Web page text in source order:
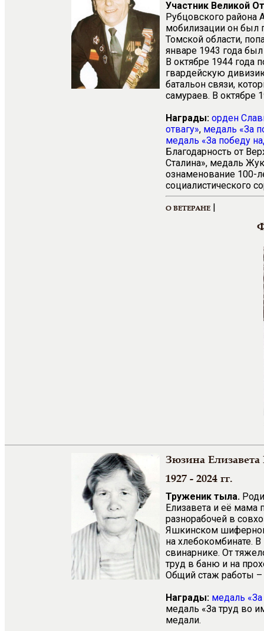
Участник Великой
Рубцовского района
мобилизации он был
Томской области,
январе 1943 года
В октябре 1944 года
гвардейскую
батальон связи,
самураев. В октябре
Награды: орден
отвагу», медаль «За
медаль «За победу
Благодарность от
Сталина», медаль
ознаменование 100-
социалистического
О ВЕТЕРАНЕ |
Зюзина
1927 - 2024 гг.
Труженик тыла.
Елизавета и её мама
разнорабочей в
Яшкинском шиферном
на хлебокомбинате. В
свинарнике. От
труд в баню и на
Общий стаж работы –
Награды: медаль
медаль «За труд во
медали.